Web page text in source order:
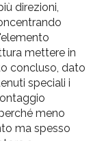
direzioni,
mettere in
concluso, dato
speciali i
meno
ma spesso